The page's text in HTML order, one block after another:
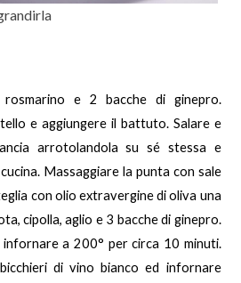
e 2 bacche di ginepro.
e aggiungere il battuto. Salare e
arrotolandola su sé stessa e
Massaggiare la punta con sale
con olio extravergine di oliva una
cipolla, aglio e 3 bacche di ginepro.
a 200° per circa 10 minuti.
di vino bianco ed infornare